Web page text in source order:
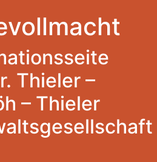
Thieler –
– Thieler